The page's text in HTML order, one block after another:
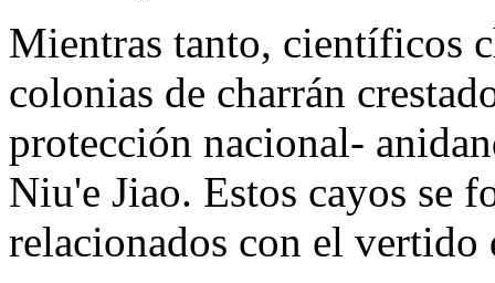
Mientras tanto, científicos
colonias de charrán
protección nacional-
Niu'e Jiao. Estos cayos se
relacionados con el vertido